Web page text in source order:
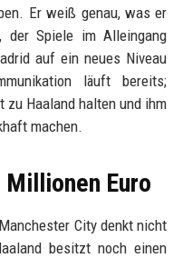
Er weiß genau, was er
der Spiele im Alleingang
auf ein neues Niveau
läuft bereits;
zu Haaland halten und ihm
machen.
Euro
City denkt nicht
besitzt noch einen